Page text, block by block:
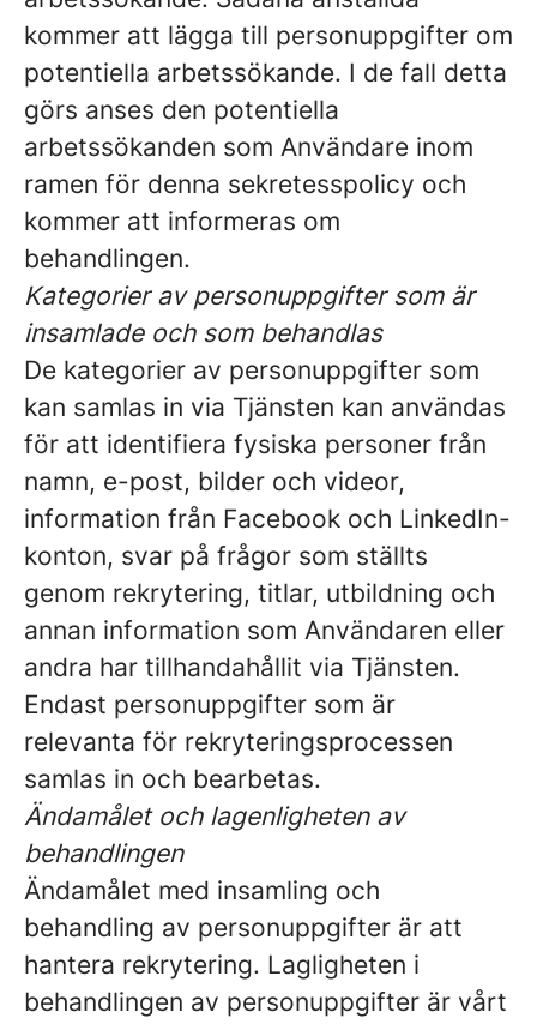
kommer att lägga till personuppgifter om
potentiella arbetssökande. I de fall detta
görs anses den potentiella
arbetssökanden som Användare inom
ramen för denna sekretesspolicy och
kommer att informeras om
behandlingen.
Kategorier av personuppgifter som är
insamlade och som behandlas
De kategorier av personuppgifter som
kan samlas in via Tjänsten kan användas
för att identifiera fysiska personer från
namn, e-post, bilder och videor,
information från Facebook och LinkedIn-
konton, svar på frågor som ställts
genom rekrytering, titlar, utbildning och
annan information som Användaren eller
andra har tillhandahållit via Tjänsten.
Endast personuppgifter som är
relevanta för rekryteringsprocessen
samlas in och bearbetas.
Ändamålet och lagenligheten av
behandlingen
Ändamålet med insamling och
behandling av personuppgifter är att
hantera rekrytering. Lagligheten i
behandlingen av personuppgifter är vårt